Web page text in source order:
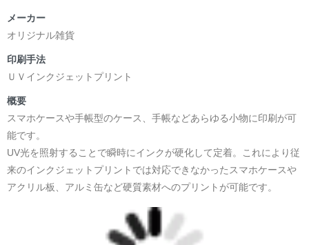
メーカー
オリジナル雑貨
印刷手法
ＵＶインクジェットプリント
概要
スマホケースや手帳型のケース、手帳などあらゆる小物に印刷が可
能です。
UV光を照射することで瞬時にインクが硬化して定着。これにより従
来のインクジェットプリントでは対応できなかったスマホケースや
アクリル板、アルミ缶など硬質素材へのプリントが可能です。